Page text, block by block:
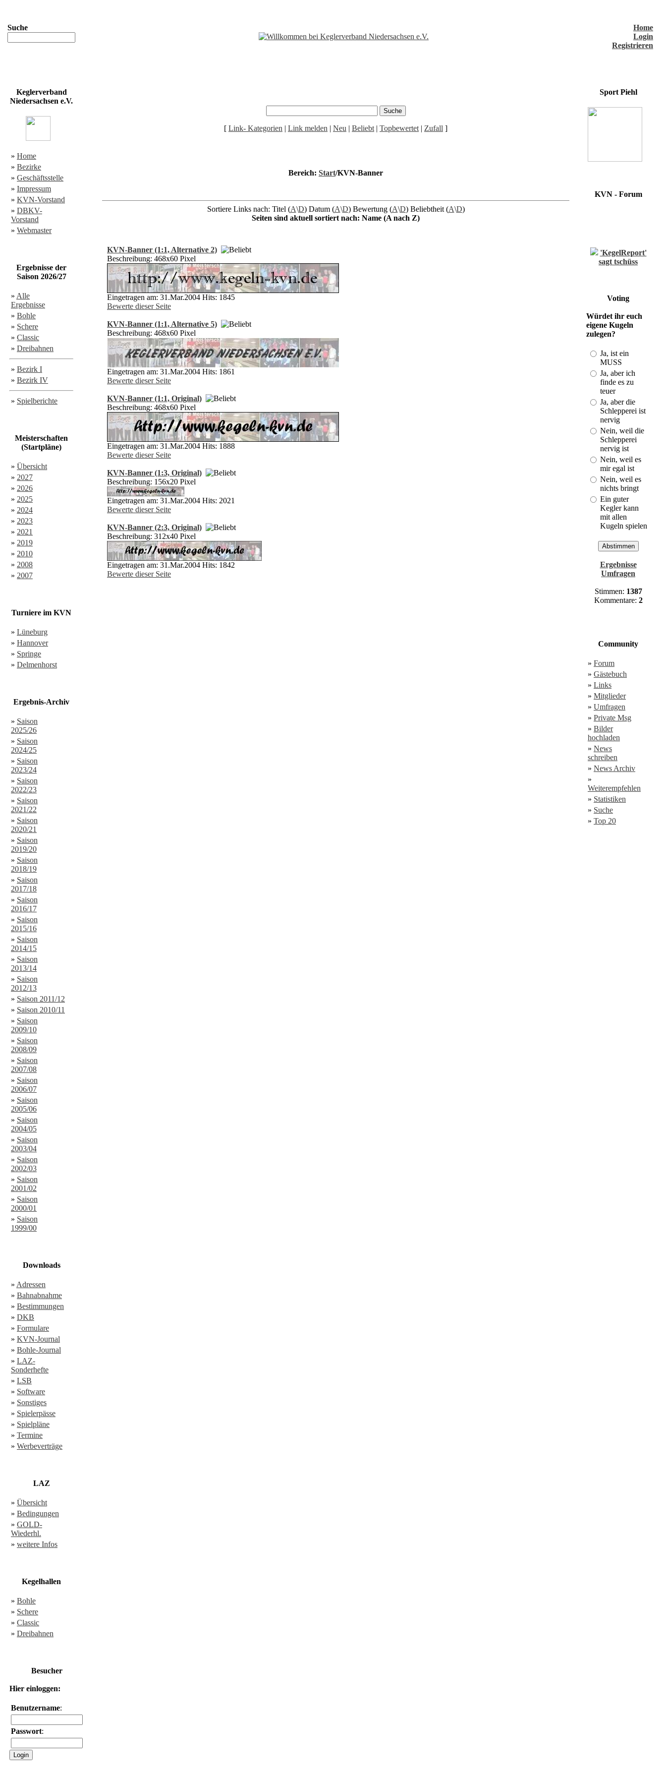
Suche
Home
Login
Registrieren
Keglerverband
Niedersachsen e.V.
» Home
» Bezirke
» Geschäftsstelle
» Impressum
» KVN-Vorstand
» DBKV-
Vorstand
» Webmaster
Ergebnisse der
Saison 2026/27
» Alle
Ergebnisse
» Bohle
» Schere
» Classic
» Dreibahnen
» Bezirk I
» Bezirk IV
» Spielberichte
Meisterschaften
(Startpläne)
» Übersicht
» 2027
» 2026
» 2025
» 2024
» 2023
» 2021
» 2019
» 2010
» 2008
» 2007
Turniere im KVN
» Lüneburg
» Hannover
» Springe
» Delmenhorst
Ergebnis-Archiv
» Saison
2025/26
» Saison
2024/25
» Saison
2023/24
» Saison
2022/23
» Saison
2021/22
» Saison
2020/21
» Saison
2019/20
» Saison
2018/19
» Saison
2017/18
» Saison
2016/17
» Saison
2015/16
» Saison
2014/15
» Saison
2013/14
» Saison
2012/13
» Saison 2011/12
» Saison 2010/11
» Saison
2009/10
» Saison
2008/09
» Saison
2007/08
» Saison
2006/07
» Saison
2005/06
» Saison
2004/05
» Saison
2003/04
» Saison
2002/03
» Saison
2001/02
» Saison
2000/01
» Saison
1999/00
Downloads
» Adressen
» Bahnabnahme
» Bestimmungen
» DKB
» Formulare
» KVN-Journal
» Bohle-Journal
» LAZ-
Sonderhefte
» LSB
» Software
» Sonstiges
» Spielerpässe
» Spielpläne
» Termine
» Werbeverträge
LAZ
» Übersicht
» Bedingungen
» GOLD-
Wiederhl.
» weitere Infos
Kegelhallen
» Bohle
» Schere
» Classic
» Dreibahnen
Besucher
Hier einloggen:
Benutzername:
Passwort:
[ Link- Kategorien | Link melden | Neu | Beliebt | Topbewertet | Zufall ]
Bereich: Start/KVN-Banner
Sortiere Links nach: Titel (A\D) Datum (A\D) Bewertung (A\D) Beliebtheit (A\D)
Seiten sind aktuell sortiert nach: Name (A nach Z)
KVN-Banner (1:1, Alternative 2)
Beschreibung: 468x60 Pixel
Eingetragen am: 31.Mar.2004 Hits: 1845
Bewerte dieser Seite
KVN-Banner (1:1, Alternative 5)
Beschreibung: 468x60 Pixel
Eingetragen am: 31.Mar.2004 Hits: 1861
Bewerte dieser Seite
KVN-Banner (1:1, Original)
Beschreibung: 468x60 Pixel
Eingetragen am: 31.Mar.2004 Hits: 1888
Bewerte dieser Seite
KVN-Banner (1:3, Original)
Beschreibung: 156x20 Pixel
Eingetragen am: 31.Mar.2004 Hits: 2021
Bewerte dieser Seite
KVN-Banner (2:3, Original)
Beschreibung: 312x40 Pixel
Eingetragen am: 31.Mar.2004 Hits: 1842
Bewerte dieser Seite
Sport Piehl
KVN - Forum
'KegelReport'
sagt tschüss
(Last: 21.08. -
und Spielberichte
(Last: 01.11. -
20:50)
Kegeln im
(Last: 19.08. -
23:43)
DKB-
Strukturplan
2010-2013
(Last: 28.01. -
21:34)
ISV-
Gratulation an
Cuxhaven!
(Last: 30.03. -
21:01)
Voting
Würdet ihr euch
eigene Kugeln
zulegen?
Ja, ist ein
MUSS
Ja, aber ich
finde es zu
teuer
Ja, aber die
Schlepperei ist
nervig
Nein, weil die
Schlepperei
nervig ist
Nein, weil es
mir egal ist
Nein, weil es
nichts bringt
Ein guter
Kegler kann
mit allen
Kugeln spielen
Ergebnisse
Umfragen
Stimmen: 1387
Kommentare: 2
Community
» Forum
» Gästebuch
» Links
» Mitglieder
» Umfragen
» Private Msg
» Bilder
hochladen
» News
schreiben
» News Archiv
»
Weiterempfehlen
» Statistiken
» Suche
» Top 20